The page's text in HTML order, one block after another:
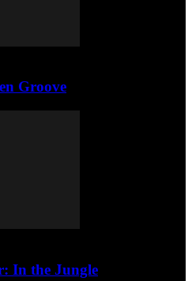
Groove
In the Jungle